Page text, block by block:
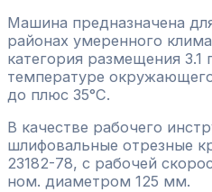
Машина предназначена
районах умеренного
категория размещения
температуре
до плюс 35°С.
В качестве рабочего
шлифовальные отрезные
23182-78, с рабочей
ном. диаметром 125 мм.